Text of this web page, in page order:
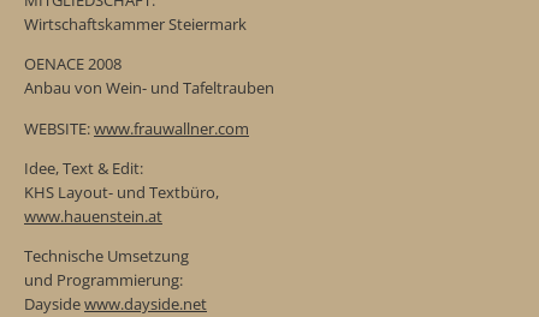
Wirtschaftskammer Steiermark
OENACE 2008
Anbau von Wein- und Tafeltrauben
WEBSITE:www.frauwallner.com
Idee, Text & Edit:
KHS Layout- und Textbüro,
www.hauenstein.at
Technische Umsetzung
und Programmierung:
Daysidewww.dayside.net